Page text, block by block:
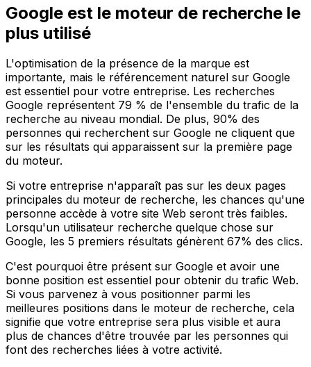
Google est le moteur de recherche le
plus utilisé
L'optimisation de la présence de la marque est
importante, mais le référencement naturel sur Google
est essentiel pour votre entreprise. Les recherches
Google représentent 79 % de l'ensemble du trafic de la
recherche au niveau mondial. De plus, 90% des
personnes qui recherchent sur Google ne cliquent que
sur les résultats qui apparaissent sur la première page
du moteur.
Si votre entreprise n'apparaît pas sur les deux pages
principales du moteur de recherche, les chances qu'une
personne accède à votre site Web seront très faibles.
Lorsqu'un utilisateur recherche quelque chose sur
Google, les 5 premiers résultats génèrent 67% des clics.
C'est pourquoi être présent sur Google et avoir une
bonne position est essentiel pour obtenir du trafic Web.
Si vous parvenez à vous positionner parmi les
meilleures positions dans le moteur de recherche, cela
signifie que votre entreprise sera plus visible et aura
plus de chances d'être trouvée par les personnes qui
font des recherches liées à votre activité.